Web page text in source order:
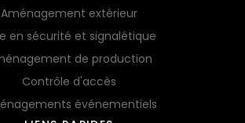
Aménagement extérieur
en sécurité et signalétique
de production
Contrôle d'accès
événementiels